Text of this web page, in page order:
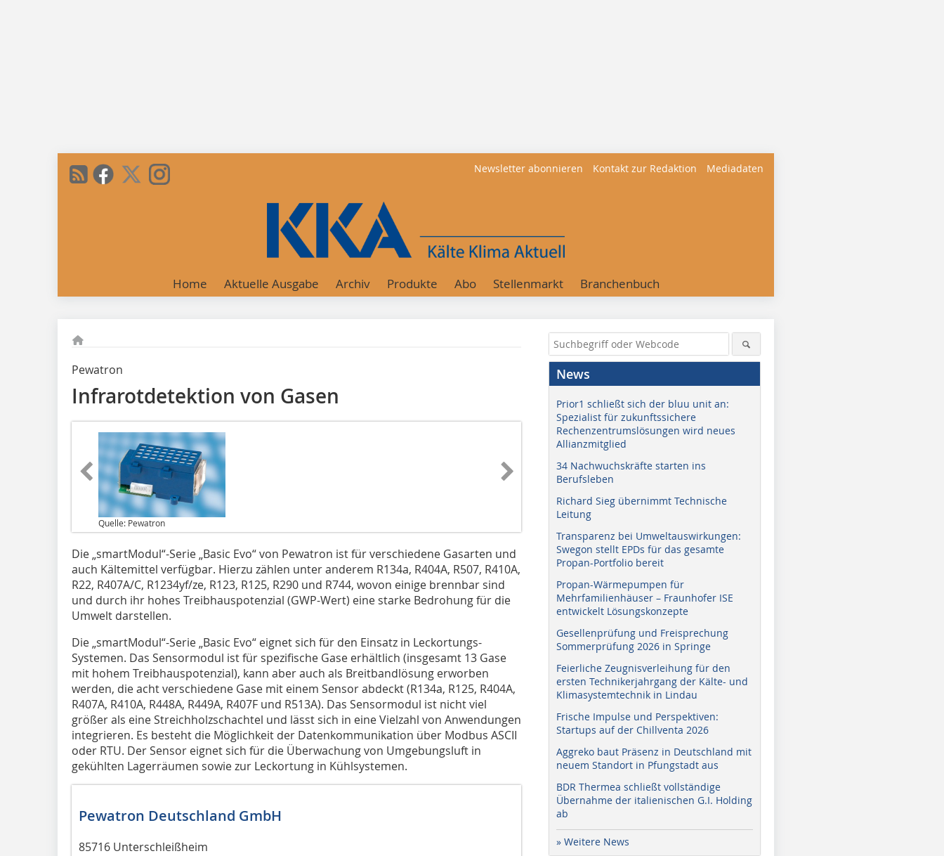
Newsletter abonnieren Kontakt zur Redaktion Mediadaten
Home Aktuelle Ausgabe Archiv Produkte Abo Stellenmarkt Branchenbuch
Pewatron
Infrarotdetektion von Gasen
Quelle: Pewatron
Die „smartModul“-Serie „Basic Evo“ von Pewatron ist für verschiedene Gasarten und
auch Kältemittel verfügbar. Hierzu zählen unter anderem R134a, R404A, R507, R410A,
R22, R407A/C, R1234yf/ze, R123, R125, R290 und R744, wovon einige brennbar sind
und durch ihr hohes Treibhauspotenzial (GWP-Wert) eine starke Bedrohung für die
Umwelt darstellen.
Die „smartModul“-Serie „Basic Evo“ eignet sich für den Einsatz in Leckortungs-
Systemen. Das Sensormodul ist für spezifische Gase erhältlich (insgesamt 13 Gase
mit hohem Treibhauspotenzial), kann aber auch als Breitbandlösung erworben
werden, die acht verschiedene Gase mit einem Sensor abdeckt (R134a, R125, R404A,
R407A, R410A, R448A, R449A, R407F und R513A). Das Sensormodul ist nicht viel
größer als eine Streichholzschachtel und lässt sich in eine Vielzahl von Anwendungen
integrieren. Es besteht die Möglichkeit der Datenkommunikation über Modbus ASCII
oder RTU. Der Sensor eignet sich für die Überwachung von Umgebungsluft in
gekühlten Lagerräumen sowie zur Leckortung in Kühlsystemen.
Pewatron Deutschland GmbH
85716 Unterschleißheim
News
Prior1 schließt sich der bluu unit an:
Spezialist für zukunftssichere
Rechenzentrumslösungen wird neues
Allianzmitglied
34 Nachwuchskräfte starten ins
Berufsleben
Richard Sieg übernimmt Technische
Leitung
Transparenz bei Umweltauswirkungen:
Swegon stellt EPDs für das gesamte
Propan-Portfolio bereit
Propan-Wärmepumpen für
Mehrfamilienhäuser – Fraunhofer ISE
entwickelt Lösungskonzepte
Gesellenprüfung und Freisprechung
Sommerprüfung 2026 in Springe
Feierliche Zeugnisverleihung für den
ersten Technikerjahrgang der Kälte- und
Klimasystemtechnik in Lindau
Frische Impulse und Perspektiven:
Startups auf der Chillventa 2026
Aggreko baut Präsenz in Deutschland mit
neuem Standort in Pfungstadt aus
BDR Thermea schließt vollständige
Übernahme der italienischen G.I. Holding
ab
» Weitere News